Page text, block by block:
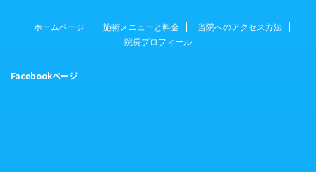
ホームページ 施術メニューと料金
当院へのアクセス方法
院長プロフィール
Facebookページ